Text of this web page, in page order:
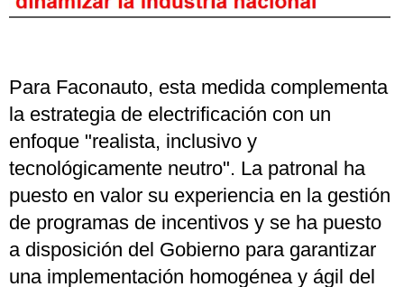
Para Faconauto, esta medida complementa
la estrategia de electrificación con un
enfoque "realista, inclusivo y
tecnológicamente neutro". La patronal ha
puesto en valor su experiencia en la gestión
de programas de incentivos y se ha puesto
a disposición del Gobierno para garantizar
una implementación homogénea y ágil del